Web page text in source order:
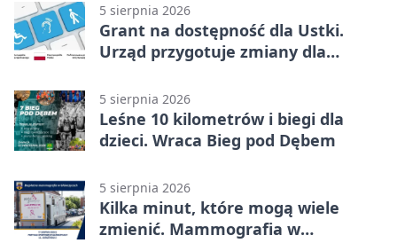
5 sierpnia 2026
Grant na dostępność dla Ustki.
Urząd przygotuje zmiany dla
5 sierpnia 2026
Leśne 10 kilometrów i biegi dla
dzieci. Wraca Bieg pod Dębem
5 sierpnia 2026
Kilka minut, które mogą wiele
zmienić. Mammografia w